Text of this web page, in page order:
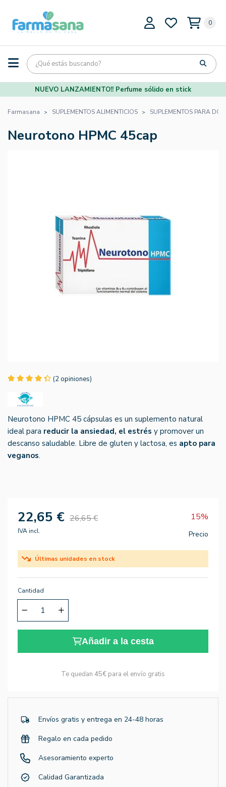
0
NUEVO LANZAMIENTO!! Perfume sólido en stick
Farmasana SUPLEMENTOS ALIMENTICIOS SUPLEMENTOS PARA
Neurotono HPMC 45cap
(2 opiniones)
Neurotono HPMC 45 cápsulas es un suplemento natural
ideal para reducir la ansiedad, el estrés y promover un
descanso saludable. Libre de gluten y lactosa, es apto para
veganos.
22,65 € 26,65 € 15%
IVA incl. Precio
Últimas unidades en stock
Cantidad
Añadir a la cesta
Te quedan 45€ para el envío gratis
Envíos gratis y entrega en 24-48 horas
Regalo en cada pedido
Asesoramiento experto
Calidad Garantizada